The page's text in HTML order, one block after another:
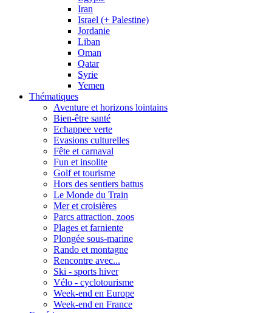
Iran
Israel (+ Palestine)
Jordanie
Liban
Oman
Qatar
Syrie
Yemen
Thématiques
Aventure et horizons lointains
Bien-être santé
Echappee verte
Evasions culturelles
Fête et carnaval
Fun et insolite
Golf et tourisme
Hors des sentiers battus
Le Monde du Train
Mer et croisières
Parcs attraction, zoos
Plages et farniente
Plongée sous-marine
Rando et montagne
Rencontre avec...
Ski - sports hiver
Vélo - cyclotourisme
Week-end en Europe
Week-end en France